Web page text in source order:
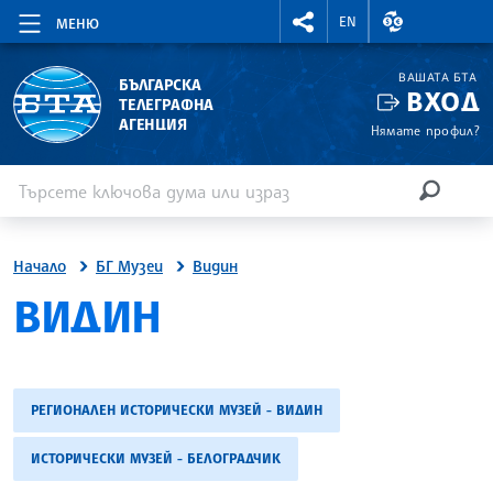
МЕНЮ
RIGHTMENU.SOCIAL
EN
ВАЛУТНИ
БЪЛГАРСКА
ТЕЛЕГРАФНА
АГЕНЦИЯ
ВАШАТА БТА
ВХОД
Нямате профил?
Начало БГ Музеи Видин
ВИДИН
РЕГИОНАЛЕН ИСТОРИЧЕСКИ МУЗЕЙ - ВИДИН
ИСТОРИЧЕСКИ МУЗЕЙ - БЕЛОГРАДЧИК